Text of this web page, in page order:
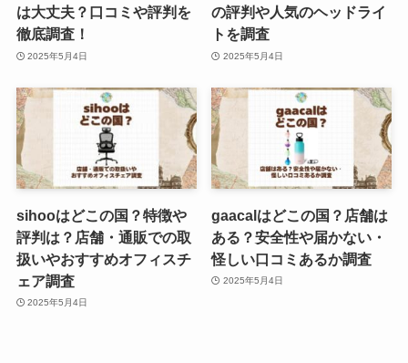
は大丈夫？口コミや評判を
徹底調査！
2025年5月4日
の評判や人気のヘッドライ
トを調査
2025年5月4日
sihooはどこの国？特徴や
評判は？店舗・通販での取
扱いやおすすめオフィスチ
ェア調査
2025年5月4日
gaacalはどこの国？店舗は
ある？安全性や届かない・
怪しい口コミあるか調査
2025年5月4日